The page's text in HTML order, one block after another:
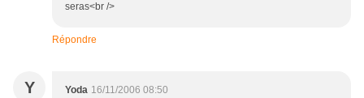
seras<br />
Répondre
Y Yoda 16/11/2006 08:50